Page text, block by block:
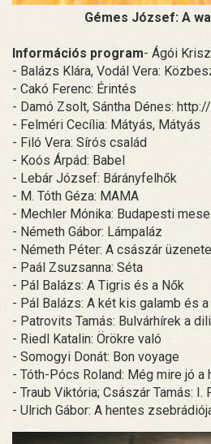
Gémes József: A
Információs program- Ágói
- Balázs Klára, Vodál Vera:
- Cakó Ferenc: Érintés
- Damó Zsolt, Sántha Dénes:
- Felméri Cecília: Mátyás, Mátyás
- Filó Vera: Sírós család
- Koós Árpád: Babel
- Lebár József: Bárányfelhők
- M. Tóth Géza: MAMA
- Mechler Mónika: Budapesti mese
- Németh Gábor: Lámpaláz
- Németh Péter: A császár üzenete
- Paál Zsuzsanna: Séta
- Pál Balázs: A Tigris és a Nők
- Pál Balázs: A két kis galamb és
- Patrovits Tamás: Bulvárhírek a
- Riedl Katalin: Örökre való
- Somogyi Donát: Bon voyage
- Tóth-Pócs Roland: Még mire jó a
- Traub Viktória; Császár Tamás: I.
- Ulrich Gábor: A hentes